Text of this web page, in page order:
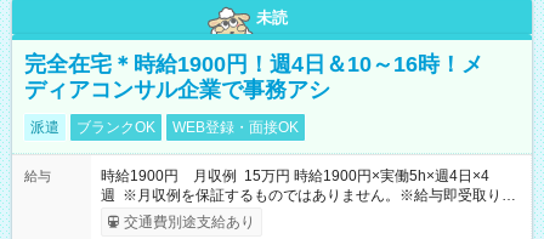
未読
完全在宅＊時給1900円！週4日＆10～16時！メ
ディアコンサル企業で事務アシ
派遣 ブランクOK WEB登録・面接OK
給与
時給1900円 月収例 15万円 時給1900円×実働5h×週4日×4
週 ※月収例を保証するものではありません。※給与即受取りサ
ービス利用可（利用条件有）
交通費別途支給あり